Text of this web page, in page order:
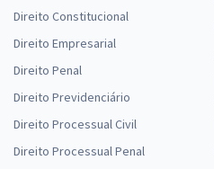
Direito Constitucional
Direito Empresarial
Direito Penal
Direito Previdenciário
Direito Processual Civil
Direito Processual Penal